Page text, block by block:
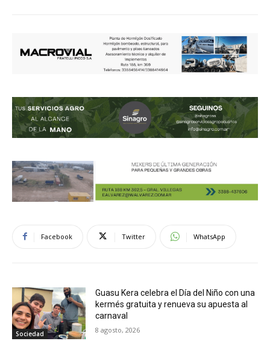
Facebook Twitter WhatsApp
Sociedad
Guasu Kera celebra el Día del Niño con una
kermés gratuita y renueva su apuesta al
carnaval
8 agosto, 2026